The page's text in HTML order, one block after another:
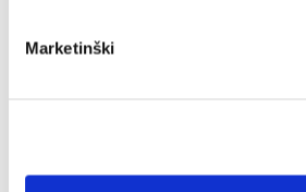
Marketinški
Kako meduze uzrokuju opekline?